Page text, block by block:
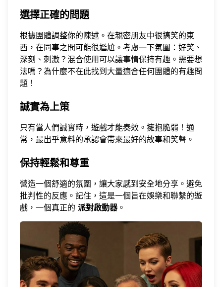
選擇正確的問題
根據團體調整你的陳述。在親密朋友中很搞笑的東
西，在同事之間可能很尷尬。考慮一下氛圍：好笑、
深刻、刺激？混合使用可以讓事情保持有趣。需要想
法嗎？為什麼不在此找到大量適合任何團體的有趣問
題 ！
誠實為上策
只有當人們誠實時，遊戲才能奏效。擁抱脆弱！通
常，最出乎意料的承認會帶來最好的故事和笑聲。
保持輕鬆和尊重
營造一個舒適的氛圍，讓大家感到安全地分享。避免
批判性的反應。記住，這是一個旨在娛樂和聯繫的遊
戲，一個真正的 派對啟動器 。